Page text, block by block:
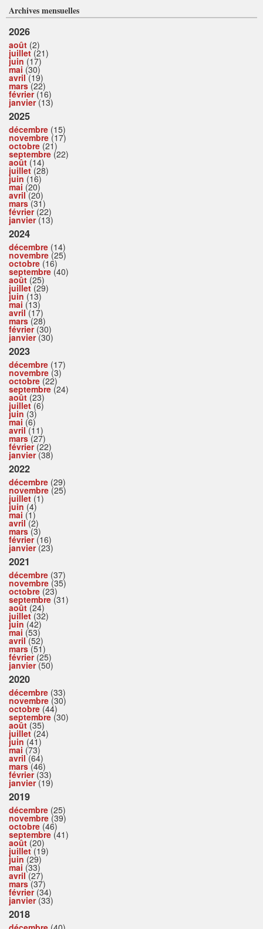
Archives mensuelles
2026
août (2)
juillet(21)
juin (17)
mai (30)
avril(19)
mars(22)
février(16)
janvier(13)
2025
décembre (15)
novembre (17)
octobre (21)
septembre (22)
août (14)
juillet(28)
juin (16)
mai (20)
avril(20)
mars(31)
février(22)
janvier(13)
2024
décembre (14)
novembre (25)
octobre (16)
septembre (40)
août (25)
juillet(29)
juin (13)
mai (13)
avril(17)
mars(28)
février(30)
janvier(30)
2023
décembre (17)
novembre (3)
octobre (22)
septembre (24)
août (23)
juillet(6)
juin (3)
mai (6)
avril(11)
mars(27)
février(22)
janvier(38)
2022
décembre (29)
novembre (25)
juillet (1)
juin (4)
mai (1)
avril(2)
mars(3)
février(16)
janvier(23)
2021
décembre (37)
novembre (35)
octobre (23)
septembre (31)
août (24)
juillet(32)
juin (42)
mai (53)
avril(52)
mars(51)
février(25)
janvier(50)
2020
décembre (33)
novembre (30)
octobre (44)
septembre (30)
août (35)
juillet(24)
juin (41)
mai (73)
avril(64)
mars(46)
février(33)
janvier(19)
2019
décembre (25)
novembre (39)
octobre (46)
septembre (41)
août (20)
juillet(19)
juin (29)
mai (33)
avril(27)
mars(37)
février(34)
janvier(33)
2018